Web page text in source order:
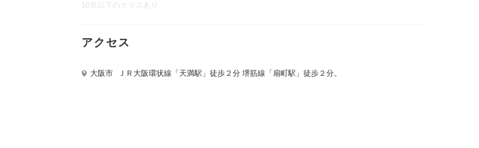
10名以下のクラスあり
アクセス
大阪市 ＪＲ大阪環状線「天満駅」徒歩２分 堺筋線「扇町駅」徒歩２分。